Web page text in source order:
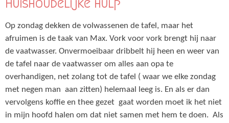
Huishoudelijke hulp
Op zondag dekken de volwassenen de tafel, maar het
afruimen is de taak van Max. Vork voor vork brengt hij naar
de vaatwasser. Onvermoeibaar dribbelt hij heen en weer van
de tafel naar de vaatwasser om alles aan opa te
overhandigen, net zolang tot de tafel ( waar we elke zondag
met negen man aan zitten) helemaal leeg is. En als er dan
vervolgens koffie en thee gezet gaat worden moet ik het niet
in mijn hoofd halen om dat niet samen met hem te doen. Als